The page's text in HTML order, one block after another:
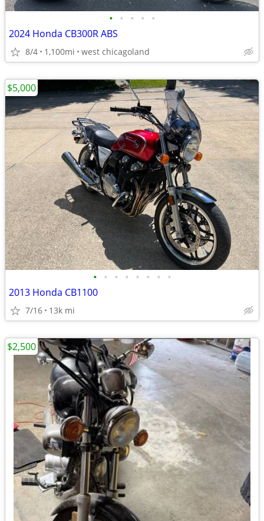
• • • • •
2024 Honda CB300R ABS
8/4 1,100mi west chicagoland
• • • • • • • •
2013 Honda CB1100
7/16 13k mi
$5,000
$2,500